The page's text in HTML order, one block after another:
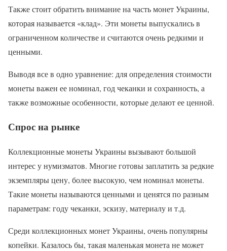
Также стоит обратить внимание на часть монет Украины,
которая называется «клад». Эти монеты выпускались в
ограниченном количестве и считаются очень редкими и
ценными.
Выводя все в одно уравнение: для определения стоимости
монеты важен ее номинал, год чеканки и сохранность, а
также возможные особенности, которые делают ее ценной.
Спрос на рынке
Коллекционные монеты Украины вызывают большой
интерес у нумизматов. Многие готовы заплатить за редкие
экземпляры цену, более высокую, чем номинал монеты.
Такие монеты называются ценными и ценятся по разным
параметрам: году чеканки, эскизу, материалу и т.д.
Среди коллекционных монет Украины, очень популярны
копейки. Казалось бы, такая маленькая монета не может